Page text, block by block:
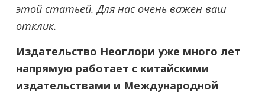
этой статьей. Для нас очень важен ваш
отклик.
Издательство Неоглори уже много лет
напрямую работает с китайскими
издательствами и Международной